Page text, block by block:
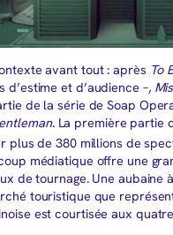
avant tout : après To
d’estime et d’audience –,
de la série de Soap
. La première partie
plus de 380 millions de
médiatique offre une
de tournage. Une aubaine
touristique que
est courtisée aux